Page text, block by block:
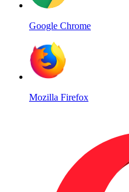
Google Chrome
Mozilla Firefox